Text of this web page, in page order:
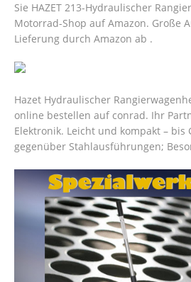
Sie HAZET 213-Hydraulischer
Motorrad-Shop auf Amazon. Große
Lieferung durch Amazon ab .
Hazet Hydraulischer
online bestellen auf conrad. Ihr
Elektronik. Leicht und kompakt –
gegenüber Stahlausführungen;